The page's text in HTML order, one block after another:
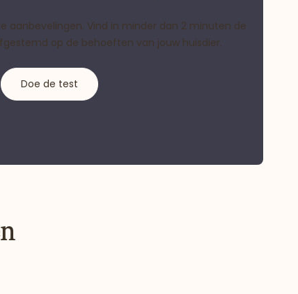
aanbevelingen. Vind in minder dan 2 minuten de
op de behoeften van jouw huisdier.
Doe de test